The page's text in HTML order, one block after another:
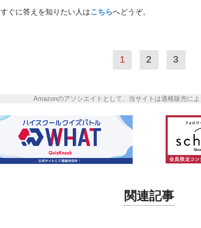
すぐに答えを知りたい人はこちらへどうぞ。
1 2 3
Amazonのアソシエイトとして、当サイトは適格販売によ
関連記事